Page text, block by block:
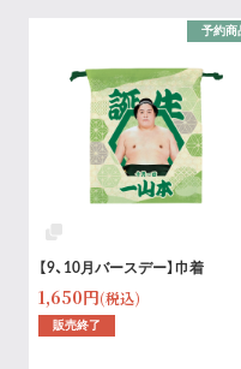
予約商
【9、10月バースデー】巾着
1,650円(税込)
販売終了